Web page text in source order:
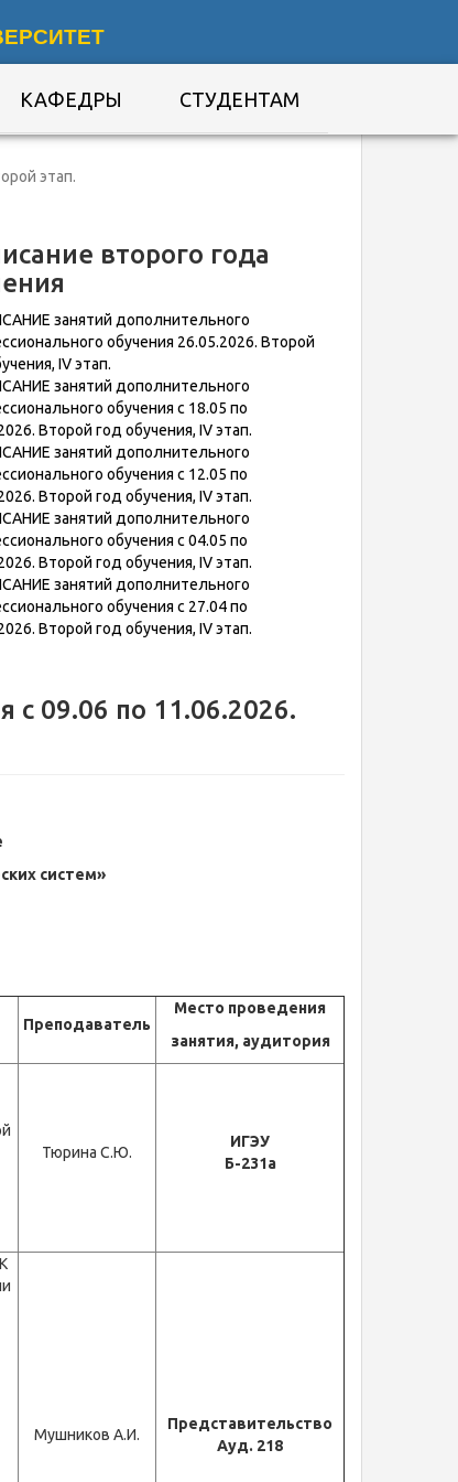
КАФЕДРЫ СТУДЕНТАМ
этап.
второго года
занятий дополнительного
обучения 26.05.2026. Второй
IV этап.
занятий дополнительного
обучения с 18.05 по
Второй год обучения, IV этап.
занятий дополнительного
обучения с 12.05 по
Второй год обучения, IV этап.
занятий дополнительного
обучения с 04.05 по
Второй год обучения, IV этап.
занятий дополнительного
обучения с 27.04 по
Второй год обучения, IV этап.
09.06 по 11.06.2026.
систем»
Преподаватель
Место проведения
занятия, аудитория
Тюрина С.Ю.
ИГЭУ
Б-231а
Мушников А.И.
Представительство
Ауд. 218